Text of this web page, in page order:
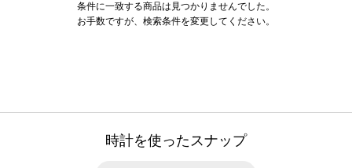
条件に一致する商品は見つかりませんでした。
お手数ですが、検索条件を変更してください。
時計を使ったスナップ